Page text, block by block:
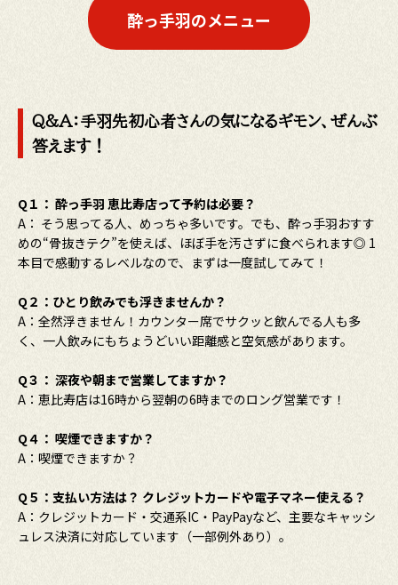
酔っ手羽のメニュー
Q&A：手羽先初心者さんの気になるギモン、ぜんぶ
答えます！
Q１： 酔っ手羽 恵比寿店って予約は必要？
A： そう思ってる人、めっちゃ多いです。でも、酔っ手羽おすす
めの“骨抜きテク”を使えば、ほぼ手を汚さずに食べられます◎ 1
本目で感動するレベルなので、まずは一度試してみて！
Q２：ひとり飲みでも浮きませんか？
A：全然浮きません！カウンター席でサクッと飲んでる人も多
く、一人飲みにもちょうどいい距離感と空気感があります。
Q３： 深夜や朝まで営業してますか？
A：恵比寿店は16時から翌朝の6時までのロング営業です！
Q４： 喫煙できますか？
A：喫煙できますか？
Q５：支払い方法は？ クレジットカードや電子マネー使える？
A：クレジットカード・交通系IC・PayPayなど、主要なキャッシ
ュレス決済に対応しています（一部例外あり）。